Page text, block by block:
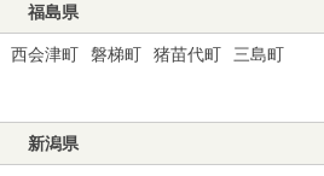
福島県
西会津町 磐梯町 猪苗代町
三島町
新潟県